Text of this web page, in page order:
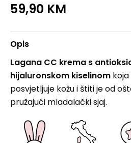
59,90 KM
Opis
Lagana CC krema s
hijaluronskom kiselinom
posvjetljuje kožu i štiti je od
pružajući mladalački sjaj.